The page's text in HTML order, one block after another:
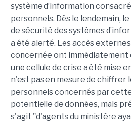
système d’information
personnels. Dès le lendemain,
de sécurité des systèmes
a été alerté. Les accès
concernée ont immédiatement
une cellule de crise a été mise
n'est pas en mesure de chiffrer
personnels concernés par
potentielle de données, mais
s'agit "d'agents du ministère